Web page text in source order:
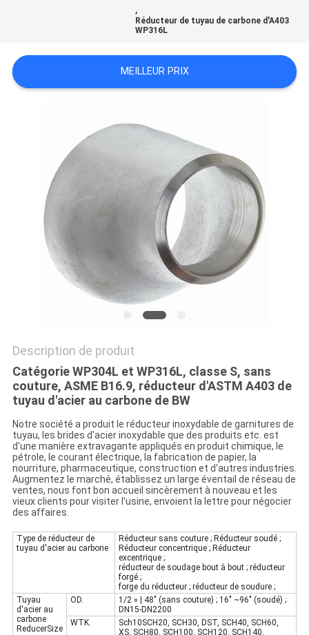
TOUS
PLAN
POLITIQUE
CONFIDENTIALITÉ
,
Réducteur de tuyau de carbone d'A403
WP316L
MEILLEUR PRIX
Description de produit
Catégorie WP304L et WP316L, classe S, sans
couture, ASME B16.9, réducteur d'ASTM A403 de
tuyau d'acier au carbone de BW
Notre société a produit le réducteur inoxydable de garnitures de
tuyau, les brides d'acier inoxydable que des produits etc. est
d'une manière extravagante appliqués en produit chimique, le
pétrole, le courant électrique, la fabrication de papier, la
nourriture, pharmaceutique, construction et d'autres industries.
Augmentez le marché, établissez un large éventail de réseau de
ventes, nous font bon accueil sincèrement à nouveau et les
vieux clients pour visiter l'usine, envoient la lettre pour négocier
des affaires.
Type de réducteur de
tuyau d'acier au carbone
Réducteur sans couture ; Réducteur soudé ;
Réducteur concentrique ; Réducteur
excentrique ;
réducteur de soudage bout à bout ; réducteur
forgé ;
forge du réducteur ; réducteur de soudure ;
Tuyau
d'acier au
carbone
ReducerSize
OD.
1/2 » | 48" (sans couture) ; 16" ~96" (soudé) ;
DN15-DN2200
WTK.
Sch10SCH20, SCH30, DST, SCH40, SCH60,
XS, SCH80, SCH100, SCH120, SCH140,